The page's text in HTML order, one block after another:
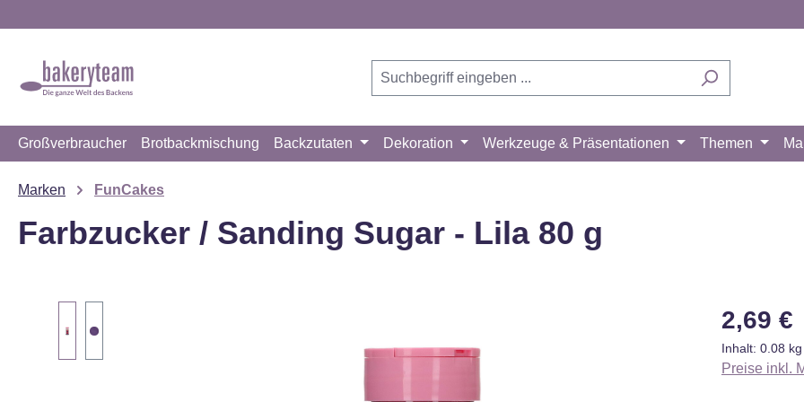
Großverbraucher Brotbackmischung Backzutaten Dekoration Werkzeuge & Präsentationen Themen
Marken FunCakes
Farbzucker / Sanding Sugar - Lila 80 g
Regulärer
2,69 €
Inhalt: 0.08 kg
Preise inkl.